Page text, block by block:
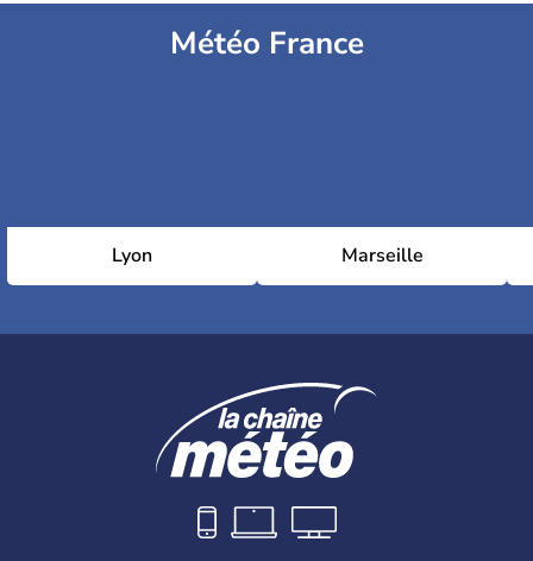
Météo France
Lyon Marseille